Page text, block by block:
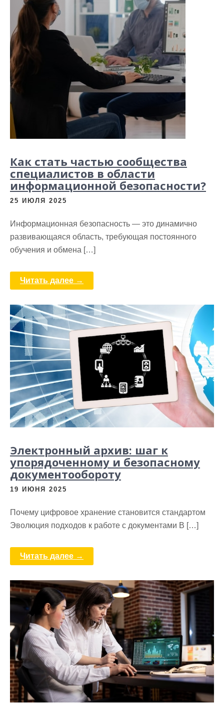
Как стать частью сообщества
специалистов в области
информационной безопасности?
25 ИЮЛЯ 2025
Информационная безопасность — это динамично
развивающаяся область, требующая постоянного
обучения и обмена […]
Читать далее →
Электронный архив: шаг к
упорядоченному и безопасному
документообороту
19 ИЮНЯ 2025
Почему цифровое хранение становится стандартом
Эволюция подходов к работе с документами В […]
Читать далее →